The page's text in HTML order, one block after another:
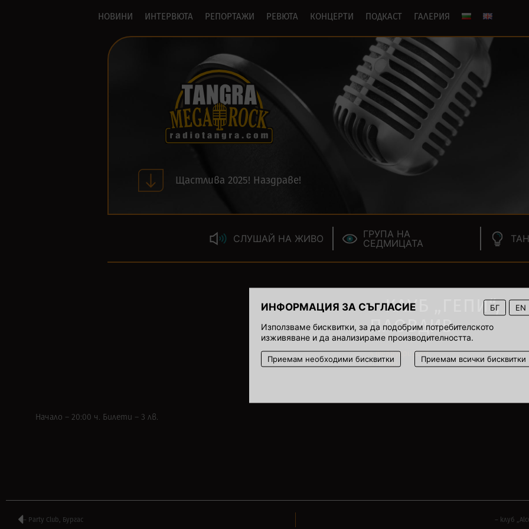
ИНФОРМАЦИЯ ЗА СЪГЛАСИЕ БГ EN
Използваме бисквитки, за да подобрим потребителското
изживяване и да анализираме производителността.
Приемам необходими бисквитки Приемам всички бисквитки
НОВИНИ ИНТЕРВЮТА РЕПОРТАЖИ РЕВЮТА КОНЦЕРТИ ПОДКАСТ ГАЛЕРИЯ
Щастлива 2025! Наздраве!
СЛУШАЙ НА ЖИВО
ГРУПА НА
СЕДМИЦАТА
– КЛУБ „ГЕПИ“,
ПЛОВДИВ
4 февруари 2007
00:00
Начало – 20:00 ч. Билети – 3 лв.
– Party Club, Бургас – клуб